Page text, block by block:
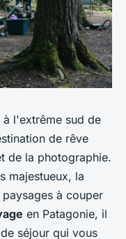
à l'extrême sud de
de rêve
de la photographie.
majestueux, la
à couper
en Patagonie, il
séjour qui vous